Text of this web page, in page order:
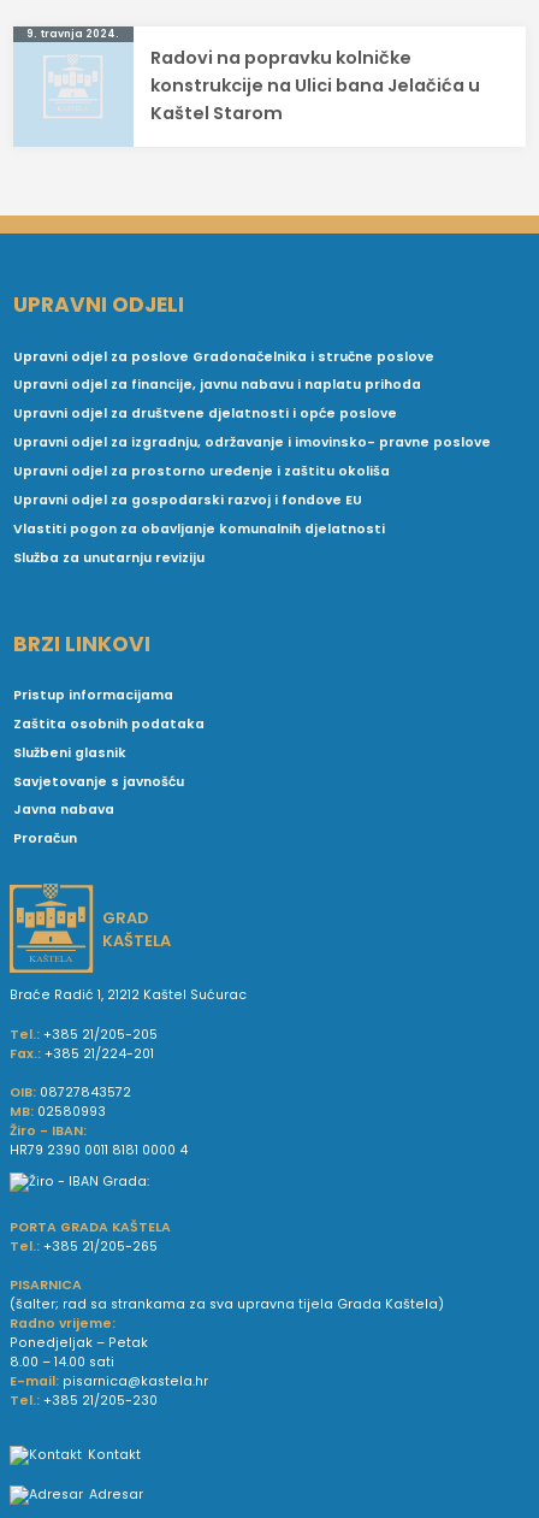
9. travnja 2024.
Radovi na popravku kolničke
konstrukcije na Ulici bana Jelačića u
Kaštel Starom
UPRAVNI ODJELI
Upravni odjel za poslove Gradonačelnika i stručne poslove
Upravni odjel za financije, javnu nabavu i naplatu prihoda
Upravni odjel za društvene djelatnosti i opće poslove
Upravni odjel za izgradnju, održavanje i imovinsko- pravne poslove
Upravni odjel za prostorno uređenje i zaštitu okoliša
Upravni odjel za gospodarski razvoj i fondove EU
Vlastiti pogon za obavljanje komunalnih djelatnosti
Služba za unutarnju reviziju
BRZI LINKOVI
Pristup informacijama
Zaštita osobnih podataka
Službeni glasnik
Savjetovanje s javnošću
Javna nabava
Proračun
GRAD
KAŠTELA
Braće Radić 1, 21212 Kaštel Sućurac
Tel.: +385 21/205-205
Fax.: +385 21/224-201
OIB: 08727843572
MB: 02580993
Žiro - IBAN:
HR79 2390 0011 8181 0000 4
PORTA GRADA KAŠTELA
Tel.: +385 21/205-265
PISARNICA
(šalter; rad sa strankama za sva upravna tijela Grada Kaštela)
Radno vrijeme:
Ponedjeljak – Petak
8.00 – 14.00 sati
E-mail: pisarnica@kastela.hr
Tel.: +385 21/205-230
Kontakt
Adresar